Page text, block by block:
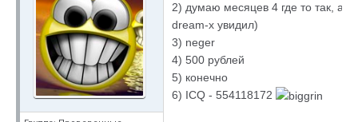
2) думаю месяцев 4 где то так, а
dream-x увидил)
3) neger
4) 500 рублей
5) конечно
6) ICQ - 554118172